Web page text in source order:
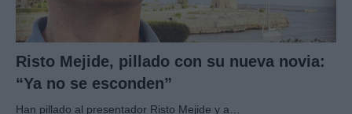
Risto Mejide, pillado con su nueva novia:
“Ya no se esconden”
Han pillado al presentador Risto Mejide y a…